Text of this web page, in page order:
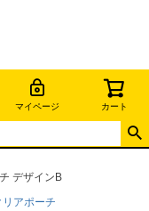
マイページ カート
デザインB
アポーチ